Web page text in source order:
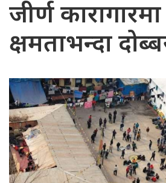
जीर्ण कारागारमा
क्षमताभन्दा